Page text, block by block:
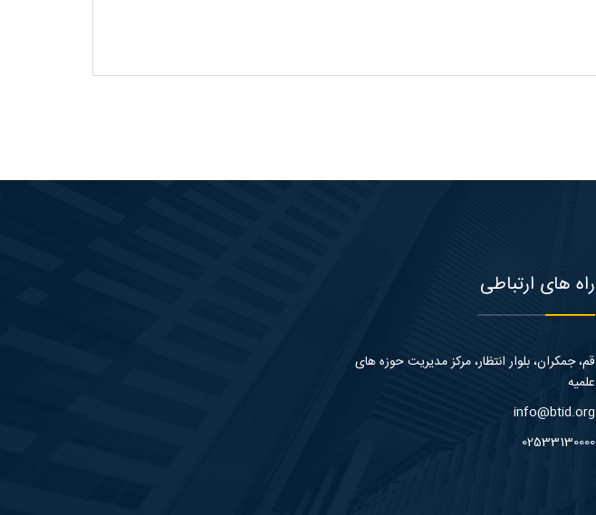
راه های ارتباطی
قم، جمکران، بلوار انتظار، مرکز مدیریت حوزه های
علمیه
info@btid.org
02533130000